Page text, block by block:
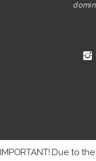
IMPORTANT! Due to